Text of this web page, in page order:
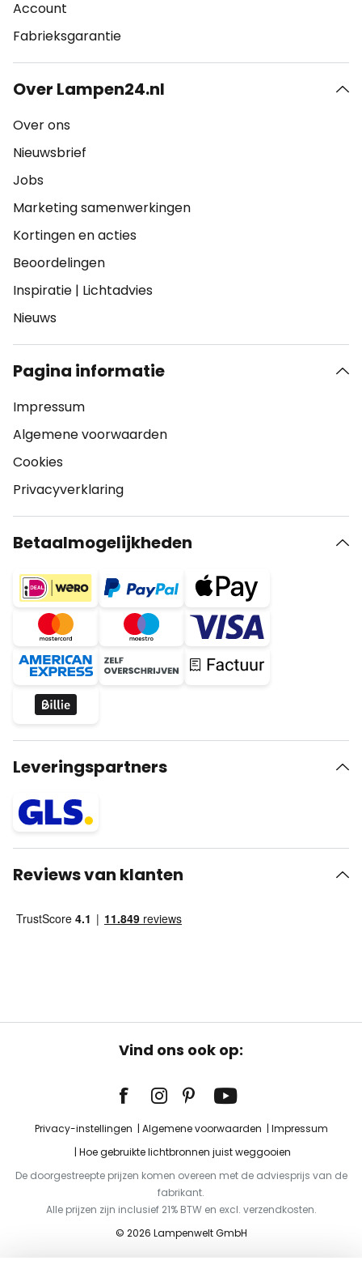
Account
Fabrieksgarantie
Over Lampen24.nl
Over ons
Nieuwsbrief
Jobs
Marketing samenwerkingen
Kortingen en acties
Beoordelingen
Inspiratie | Lichtadvies
Nieuws
Pagina informatie
Impressum
Algemene voorwaarden
Cookies
Privacyverklaring
Betaalmogelijkheden
Leveringspartners
Reviews van klanten
Vind ons ook op:
Privacy-instellingen Algemene voorwaarden
Impressum
Hoe gebruikte lichtbronnen juist weggooien
De doorgestreepte prijzen komen overeen met de adviesprijs van de
fabrikant.
Alle prijzen zijn inclusief 21% BTW en excl. verzendkosten.
© 2026 Lampenwelt GmbH